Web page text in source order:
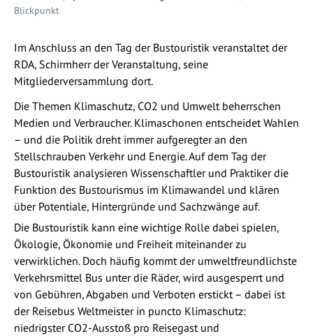
Blickpunkt
Im Anschluss an den Tag der Bustouristik veranstaltet der
RDA, Schirmherr der Veranstaltung, seine
Mitgliederversammlung dort.
Die Themen Klimaschutz, CO2 und Umwelt beherrschen
Medien und Verbraucher. Klimaschonen entscheidet Wahlen
– und die Politik dreht immer aufgeregter an den
Stellschrauben Verkehr und Energie. Auf dem Tag der
Bustouristik analysieren Wissenschaftler und Praktiker die
Funktion des Bustourismus im Klimawandel und klären
über Potentiale, Hintergründe und Sachzwänge auf.
Die Bustouristik kann eine wichtige Rolle dabei spielen,
Ökologie, Ökonomie und Freiheit miteinander zu
verwirklichen. Doch häufig kommt der umweltfreundlichste
Verkehrsmittel Bus unter die Räder, wird ausgesperrt und
von Gebühren, Abgaben und Verboten erstickt – dabei ist
der Reisebus Weltmeister in puncto Klimaschutz:
niedrigster CO2-Ausstoß pro Reisegast und